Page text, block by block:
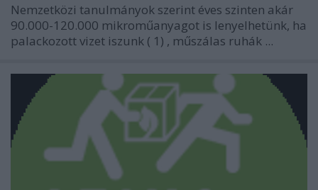
Nemzetközi tanulmányok szerint éves szinten akár
90.000-120.000 mikroműanyagot is lenyelhetünk, ha
palackozott vizet iszunk ( 1) , műszálas ruhák ...